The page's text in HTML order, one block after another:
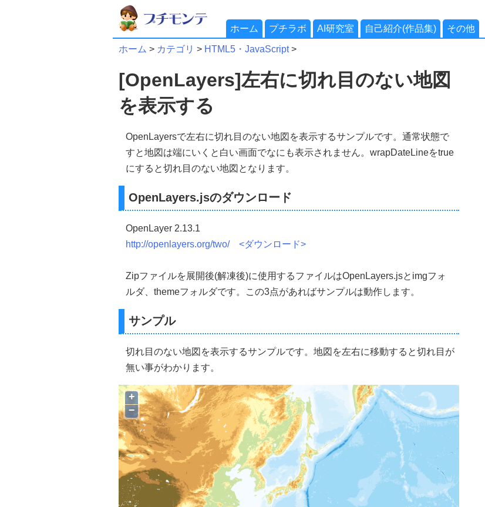
ホーム プチラボ AI研究室 自己紹介(作品集) その他
ホーム > カテゴリ > HTML5・JavaScript>
[OpenLayers]左右に切れ目のない地図
を表示する
OpenLayersで左右に切れ目のない地図を表示するサンプルです。通常状態で
すと地図は端にいくと白い画面でなにも表示されません。wrapDateLineをtrue
にすると切れ目のない地図となります。
OpenLayers.jsのダウンロード
OpenLayer 2.13.1
http://openlayers.org/two/
<ダウンロード>
Zipファイルを展開後(解凍後)に使用するファイルはOpenLayers.jsとimgフォ
ルダ、themeフォルダです。この3点があればサンプルは動作します。
サンプル
切れ目のない地図を表示するサンプルです。地図を左右に移動すると切れ目が
無い事がわかります。
+
−